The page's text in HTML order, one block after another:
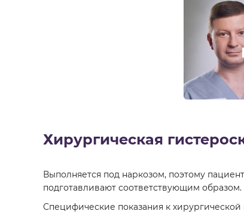
Хирургическая
Выполняется под наркозом, поэтому
подготавливают соответствующим образом.
Специфические показания к